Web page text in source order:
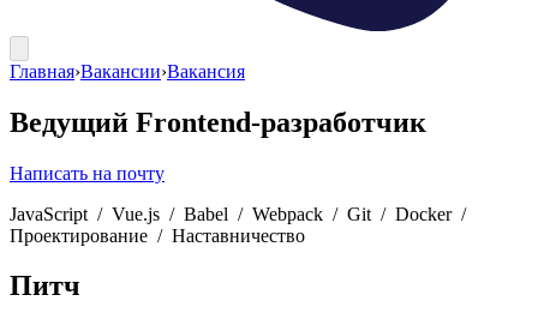
Главная›Вакансии›Вакансия
Ведущий Frontend-разработчик
Написать на почту
JavaScript / Vue.js / Babel / Webpack / Git / Docker/
Проектирование / Наставничество
Питч